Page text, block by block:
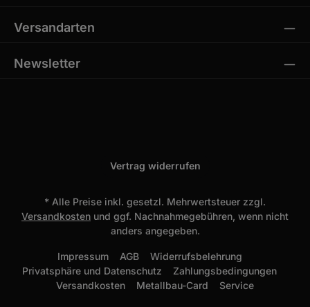
Versandarten
Newsletter
Vertrag widerrufen
* Alle Preise inkl. gesetzl. Mehrwertsteuer zzgl.
Versandkosten und ggf. Nachnahmegebühren, wenn nicht
anders angegeben.
Impressum AGB
Widerrufsbelehrung
Privatsphäre und Datenschutz
Zahlungsbedingungen
Versandkosten
Metallbau-Card Service